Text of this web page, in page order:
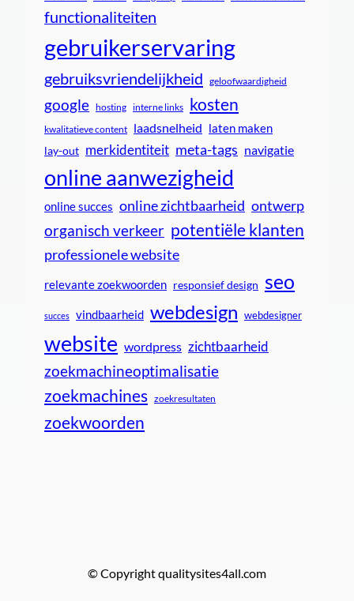
functionaliteiten
gebruikerservaring
gebruiksvriendelijkheid geloofwaardigheid
google hosting interne links kosten
kwalitatieve content laadsnelheid
laten maken
lay-out merkidentiteit meta-tags navigatie
online aanwezigheid
online succes online zichtbaarheid ontwerp
organisch verkeer potentiële klanten
professionele website
relevante zoekwoorden responsief design seo
succes vindbaarheid webdesign webdesigner
website wordpress zichtbaarheid
zoekmachineoptimalisatie
zoekmachines zoekresultaten
zoekwoorden
© Copyright qualitysites4all.com